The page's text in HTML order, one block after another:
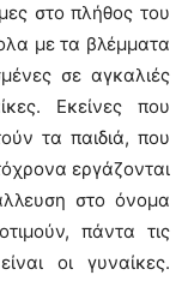
στο πλήθος του
με τα βλέμματα
σε αγκαλιές
Εκείνες που
τα παιδιά, που
εργάζονται
στο όνομα
πάντα τις
οι γυναίκες.